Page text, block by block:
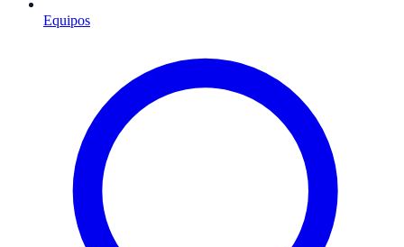
Equipos